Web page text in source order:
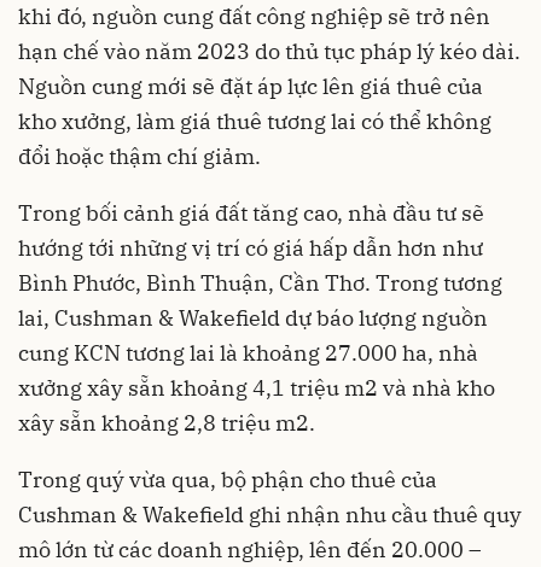
khi đó, nguồn cung đất công nghiệp sẽ trở nên
hạn chế vào năm 2023 do thủ tục pháp lý kéo dài.
Nguồn cung mới sẽ đặt áp lực lên giá thuê của
kho xưởng, làm giá thuê tương lai có thể không
đổi hoặc thậm chí giảm.
Trong bối cảnh giá đất tăng cao, nhà đầu tư sẽ
hướng tới những vị trí có giá hấp dẫn hơn như
Bình Phước, Bình Thuận, Cần Thơ. Trong tương
lai, Cushman & Wakefield dự báo lượng nguồn
cung KCN tương lai là khoảng 27.000 ha, nhà
xưởng xây sẵn khoảng 4,1 triệu m2 và nhà kho
xây sẵn khoảng 2,8 triệu m2.
Trong quý vừa qua, bộ phận cho thuê của
Cushman & Wakefield ghi nhận nhu cầu thuê quy
mô lớn từ các doanh nghiệp, lên đến 20.000 –